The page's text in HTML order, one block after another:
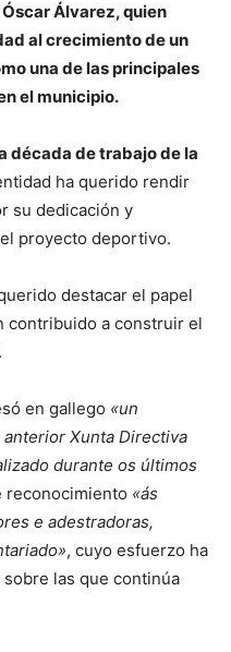
Álvarez, quien
al crecimiento de un
una de las principales
el municipio.
década de trabajo de la
ha querido rendir
su dedicación y
proyecto deportivo.
destacar el papel
contribuido a construir el
en gallego «un
Xunta Directiva
durante os últimos
reconocimiento «ás
e adestradoras,
, cuyo esfuerzo ha
las que continúa